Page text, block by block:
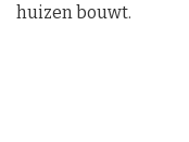
huizen bouwt.